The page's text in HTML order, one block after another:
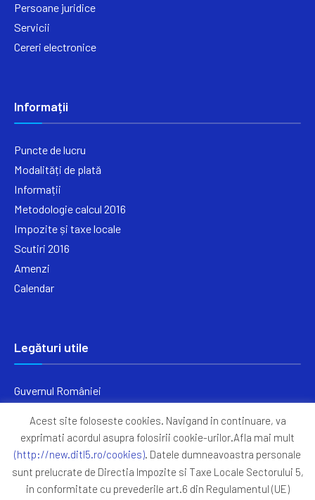
Persoane juridice
Servicii
Cereri electronice
Informații
Puncte de lucru
Modalități de plată
Informații
Metodologie calcul 2016
Impozite și taxe locale
Scutiri 2016
Amenzi
Calendar
Legături utile
Guvernul României
Primăria Sectorul 5
ANAF
Protocoale
Acest site foloseste cookies. Navigand in continuare, va
exprimati acordul asupra folosirii cookie-urilor.Afla mai mult
(http://new.ditl5.ro/cookies). Datele dumneavoastra personale
sunt prelucrate de Directia Impozite si Taxe Locale Sectorului 5,
in conformitate cu prevederile art.6 din Regulamentul (UE)